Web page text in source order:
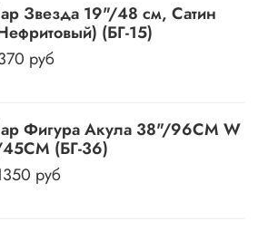
Звезда 19"/48 см, Сатин
(БГ-15)
руб
Фигура Акула 38"/96CM W
(БГ-36)
руб